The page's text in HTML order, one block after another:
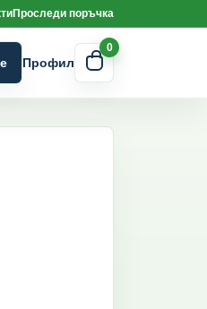
Проследи поръчка
Профил
0